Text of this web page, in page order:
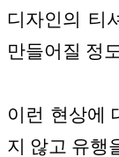
디자인의 티
만들어질 정
이런 현상에
지 않고 유행